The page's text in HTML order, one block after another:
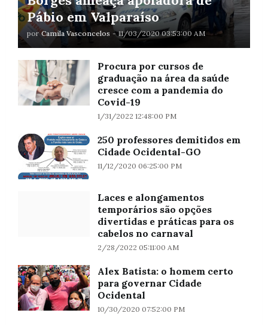
Pábio em Valparaíso
por Camila Vasconcelos - 11/03/2020 03:53:00 AM
Procura por cursos de
graduação na área da saúde
cresce com a pandemia do
Covid-19
1/31/2022 12:48:00 PM
250 professores demitidos em
Cidade Ocidental-GO
11/12/2020 06:25:00 PM
Laces e alongamentos
temporários são opções
divertidas e práticas para os
cabelos no carnaval
2/28/2022 05:11:00 AM
Alex Batista: o homem certo
para governar Cidade
Ocidental
10/30/2020 07:52:00 PM